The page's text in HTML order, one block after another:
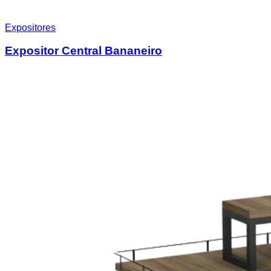
Expositores
Expositor Central Bananeiro